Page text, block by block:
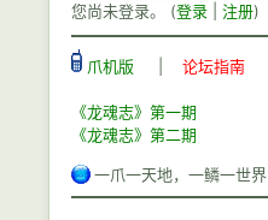
您尚未登录。 (登录 注册)
爪机版 论坛指南
《龙魂志》第一期
《龙魂志》第二期
一爪一天地，一鳞一世界